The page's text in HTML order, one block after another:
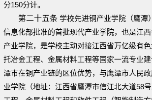
分150分计。
第二十五条 学校先进铜产业学院（鹰潭
信息化部批准的首批现代产业学院，也是江
产业学院，是学校主动对接江西省万亿级有
托冶金工程、金属材料工程等国家一流专业
潭市在铜产业链的区位优势，与鹰潭市人民
业学院（地址：江西省鹰潭市信江北大道58